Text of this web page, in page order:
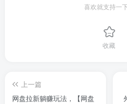
喜欢就支持一
收藏
上一篇
网盘拉新躺赚玩法，【网盘